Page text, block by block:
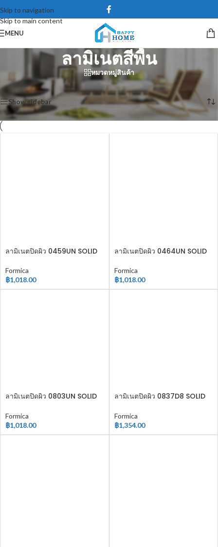
Skip to navigation
Skip to main content
MENU
ลามิเนตสีพื้น
หมวดหมู่สินค้า
หน้าหลัก/ลามิเนตปิดผิว ลามิเนตสีพื้น Showing 1–12 of 66 results
Show sidebar
ลามิเนตปิดผิว 0459UN SOLID
Formica
฿1,018.00
ลามิเนตปิดผิว 0464UN SOLID
Formica
฿1,018.00
ลามิเนตปิดผิว 0803UN SOLID
Formica
฿1,018.00
ลามิเนตปิดผิว 0837D8 SOLID
Formica
฿1,354.00